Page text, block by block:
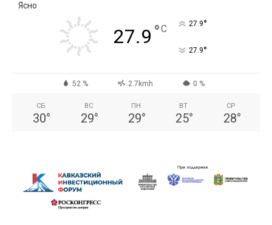
Ясно
27.9 °C 27.9°
27.9°
52 % 2.7kmh 0 %
СБ
30°
ВС
29°
ПН
29°
ВТ
25°
СР
28°